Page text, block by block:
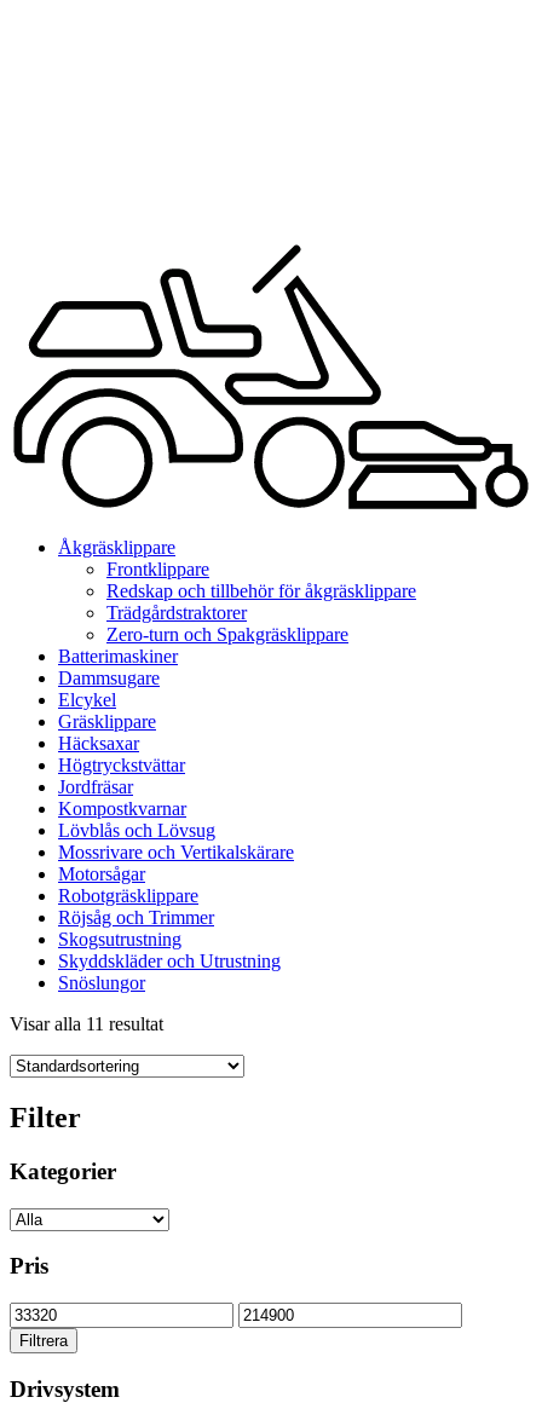
Åkgräsklippare
Frontklippare
Redskap och tillbehör för åkgräsklippare
Trädgårdstraktorer
Zero-turn och Spakgräsklippare
Batterimaskiner
Dammsugare
Elcykel
Gräsklippare
Häcksaxar
Högtryckstvättar
Jordfräsar
Kompostkvarnar
Lövblås och Lövsug
Mossrivare och Vertikalskärare
Motorsågar
Robotgräsklippare
Röjsåg och Trimmer
Skogsutrustning
Skyddskläder och Utrustning
Snöslungor
Visar alla 11 resultat
Filter
Kategorier
Pris
Min
pris
Max
pris
Filtrera
Drivsystem